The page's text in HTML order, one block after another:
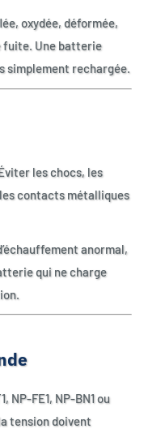
oxydée, déformée,
fuite. Une batterie
simplement rechargée.
les chocs, les
contacts métalliques
anormal,
qui ne charge
NP-FE1, NP-BN1 ou
tension doivent